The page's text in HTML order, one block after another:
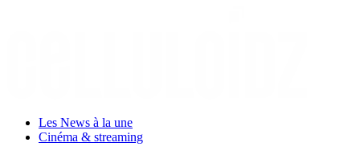
Les News à la une
Cinéma & streaming